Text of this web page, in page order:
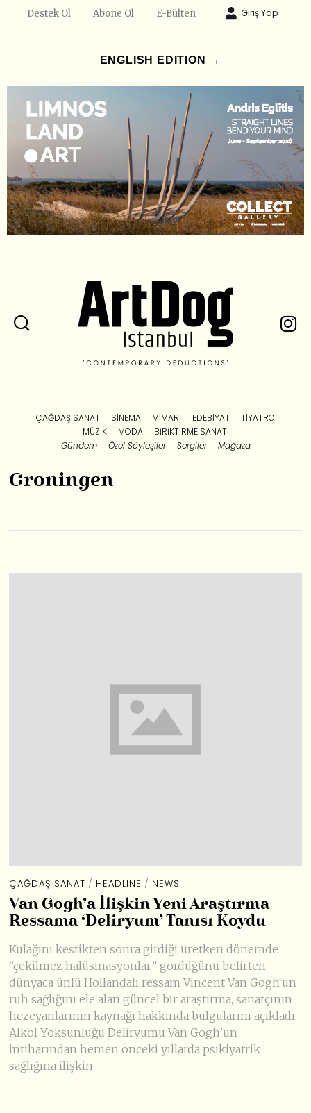
Destek Ol Abone Ol E-Bülten Giriş Yap
ENGLISH EDITION →
ÇAĞDAŞ SANAT SINEMA MIMARI EDEBIYAT
TIYATRO
MÜZIK
MODA
BIRIKTIRME SANATI
Gündem
Özel Söyleşiler Sergiler Mağaza
Groningen
ÇAĞDAŞ SANAT / HEADLINE / NEWS
Van Gogh’a İlişkin Yeni Araştırma
Ressama ‘Deliryum’ Tanısı Koydu
Kulağını kestikten sonra girdiği üretken dönemde
“çekilmez halüsinasyonlar” gördüğünü belirten
dünyaca ünlü Hollandalı ressam Vincent Van Gogh‘un
ruh sağlığını ele alan güncel bir araştırma, sanatçının
hezeyanlarının kaynağı hakkında bulgularını açıkladı.
Alkol Yoksunluğu Deliryumu Van Gogh’un
intiharından hemen önceki yıllarda psikiyatrik
sağlığına ilişkin